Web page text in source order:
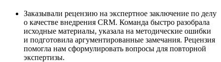
Заказывали рецензию на экспертное заключение по делу
о качестве внедрения CRM. Команда быстро разобрала
исходные материалы, указала на методические ошибки
и подготовила аргументированные замечания. Рецензия
помогла нам сформулировать вопросы для повторной
экспертизы.